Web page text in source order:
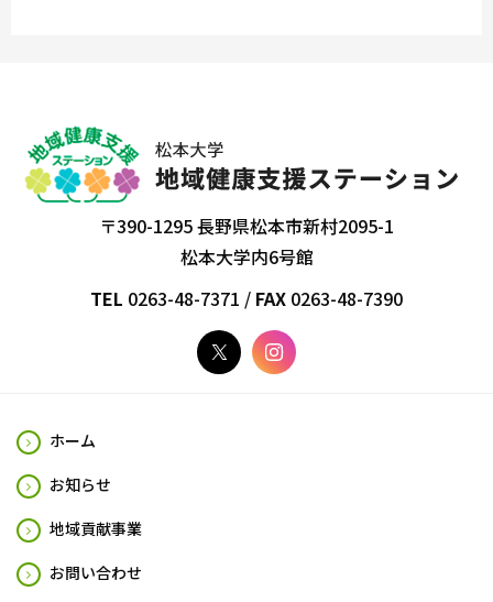
〒390-1295 長野県松本市新村2095-1
松本大学内6号館
TEL 0263-48-7371 / FAX 0263-48-7390
ホーム
お知らせ
地域貢献事業
お問い合わせ